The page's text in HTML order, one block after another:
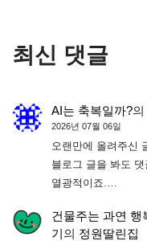
최신 댓글
AI는 축복일까?의
2026년 07월 06일
오랜만에 올려주신
블로그 글을 봐도
열광적이죠.…
건물주는 과연 행
기의 정원딸린집